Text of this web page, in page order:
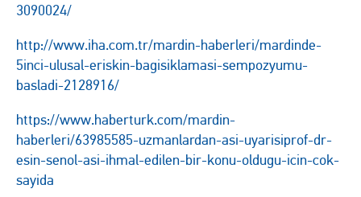
3090024/
http://www.iha.com.tr/mardin-haberleri/mardinde-
5inci-ulusal-eriskin-bagisiklamasi-sempozyumu-
basladi-2128916/
https://www.haberturk.com/mardin-
haberleri/63985585-uzmanlardan-asi-uyarisiprof-dr-
esin-senol-asi-ihmal-edilen-bir-konu-oldugu-icin-cok-
sayida